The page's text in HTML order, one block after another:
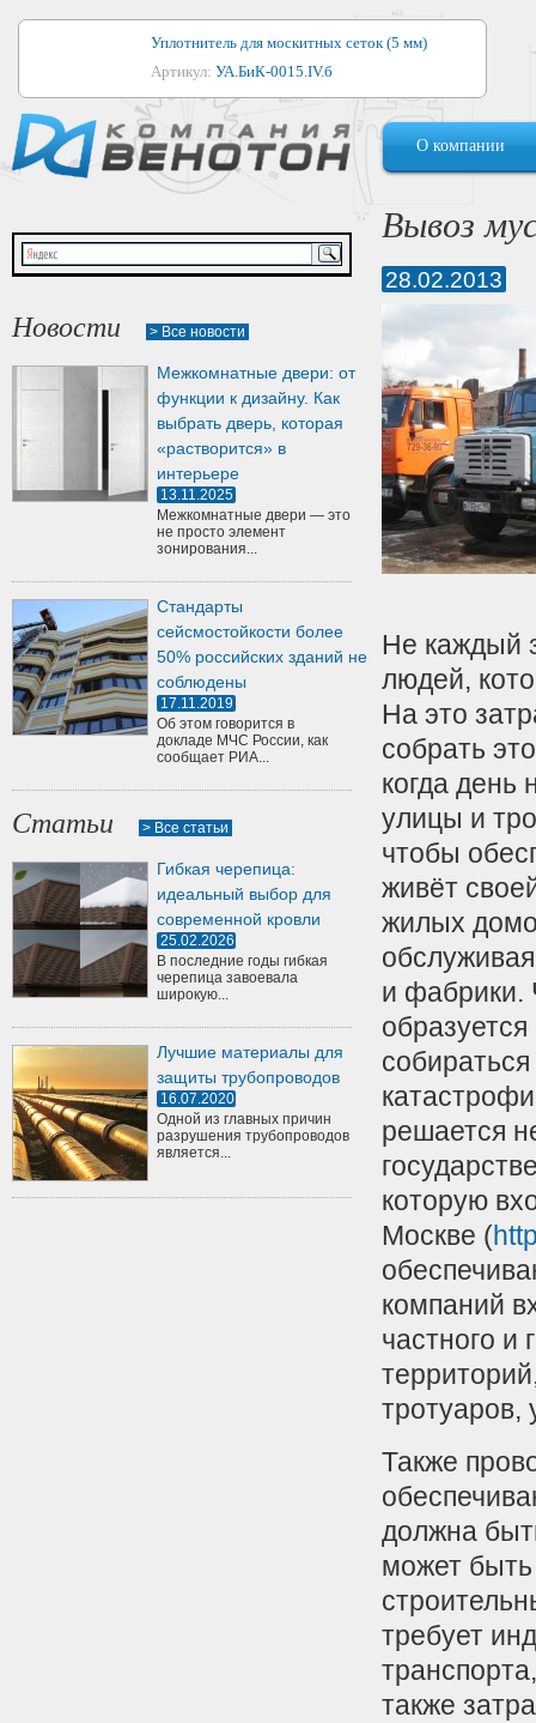
Уплотнитель для москитных сеток (5 мм)
Артикул: УА.БиК-0015.IV.б
Уплотнитель для алюминиевых окон
Артикул:1044
Уплотнитель для деревянных окон
Артикул:УМ.БиК-0062.IV.б
Уплотнитель лоджиевый для (4, 5, 6 мм)
Артикул:
О компании
Новости > Все новости
Межкомнатные двери: от
функции к дизайну. Как
выбрать дверь, которая
«растворится» в
интерьере
13.11.2025
Межкомнатные двери — это
не просто элемент
зонирования...
Стандарты
сейсмостойкости более
50% российских зданий не
соблюдены
17.11.2019
Об этом говорится в
докладе МЧС России, как
сообщает РИА...
Статьи > Все статьи
Гибкая черепица:
идеальный выбор для
современной кровли
25.02.2026
В последние годы гибкая
черепица завоевала
широкую...
Лучшие материалы для
защиты трубопроводов
16.07.2020
Одной из главных причин
разрушения трубопроводов
является...
Вывоз
28.02.2013
Не каждый
людей,
На это
собрать
когда день
улицы и
чтобы
живёт
жилых
и фабрики.
решается
которую
Москве (
компаний
частного и
тротуаров,
Также
должна
может быть
требует
также